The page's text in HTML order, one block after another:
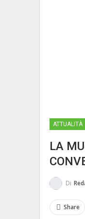
ATTUALITÀ
LA
Di
Share